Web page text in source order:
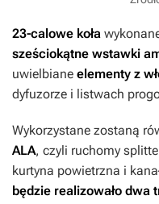
23-calowe koła
sześciokątne wstawki
uwielbiane elementy z
dyfuzorze i listwach
Wykorzystane zostaną
ALA, czyli ruchomy
kurtyna powietrzna i
będzie realizowało dwa